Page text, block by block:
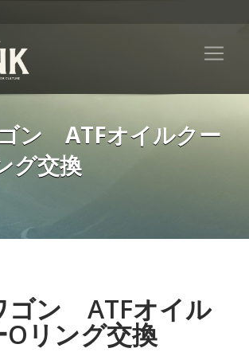
ン ATFオイルクー
グ交換
ゴン ATFオイル
Oリング交換